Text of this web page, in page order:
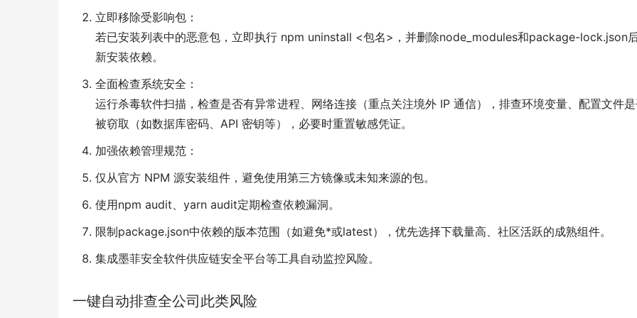
立即移除受影响包：
若已安装列表中的恶意包，立即执行 npm uninstall <包名>，并删除node_modules和package-lock.json
新安装依赖。
全面检查系统安全：
运行杀毒软件扫描，检查是否有异常进程、网络连接（重点关注境外 IP 通信），排查环境变量、配置文件
被窃取（如数据库密码、API 密钥等），必要时重置敏感凭证。
加强依赖管理规范：
仅从官方 NPM 源安装组件，避免使用第三方镜像或未知来源的包。
使用npm audit、yarn audit定期检查依赖漏洞。
限制package.json中依赖的版本范围（如避免*或latest），优先选择下载量高、社区活跃的成熟组件。
集成墨菲安全软件供应链安全平台等工具自动监控风险。
一键自动排查全公司此类风险